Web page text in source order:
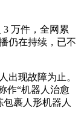
3 万件，全网累
仍在持续，已不
出现故障为止。
作“机器人治愈
裹人形机器人